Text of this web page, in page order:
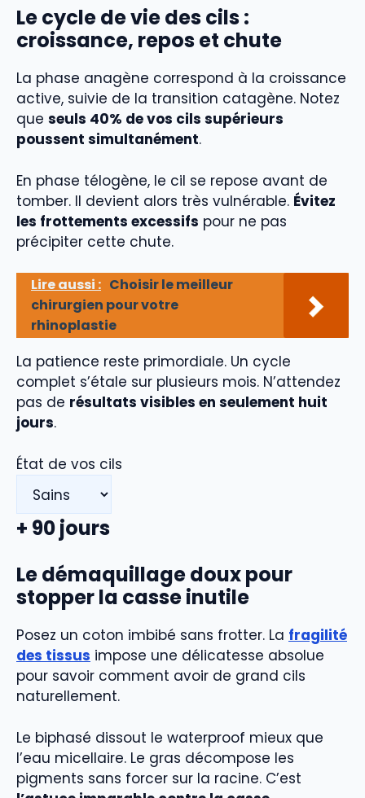
Le cycle de vie des cils :
croissance, repos et chute
La phase anagène correspond à la croissance
active, suivie de la transition catagène. Notez
que seuls 40% de vos cils supérieurs
poussent simultanément.
En phase télogène, le cil se repose avant de
tomber. Il devient alors très vulnérable. Évitez
les frottements excessifs pour ne pas
précipiter cette chute.
Lire aussi : Choisir le meilleur
chirurgien pour votre
rhinoplastie
La patience reste primordiale. Un cycle
complet s’étale sur plusieurs mois. N’attendez
pas de résultats visibles en seulement huit
jours.
État de vos cils
+ 90jours
Le démaquillage doux pour
stopper la casse inutile
Posez un coton imbibé sans frotter. La fragilité
des tissus impose une délicatesse absolue
pour savoir comment avoir de grand cils
naturellement.
Le biphasé dissout le waterproof mieux que
l’eau micellaire. Le gras décompose les
pigments sans forcer sur la racine. C’est